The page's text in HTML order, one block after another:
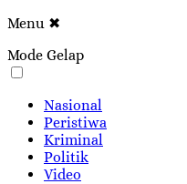
Menu ✖
Mode Gelap
Nasional
Peristiwa
Kriminal
Politik
Video